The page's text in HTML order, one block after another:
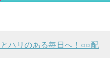
ハリのある毎日へ！○○配